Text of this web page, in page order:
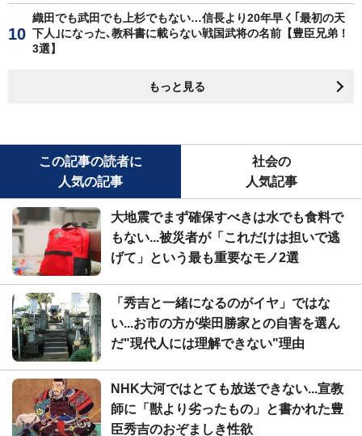
織田でも武田でも上杉でもない…信長より20年早く｢最初の天
下人｣になった､教科書に載らない戦国武将の名前【豊臣兄弟！
3選】
もっと見る
この記事の読者に
人気の記事
社会の
人気記事
大地震でまず確保すべきは水でも食料で
もない...被災者が「これだけは担いで逃
げて」という最も重要なモノ2選
「秀吉と一緒になるのがイヤ」ではな
い...お市の方が柴田勝家との自害を選ん
だ"現代人には理解できない"理由
NHK大河ではとても放送できない...宣教
師に「獣より劣ったもの」と書かれた豊
臣秀吉のおぞましき性欲